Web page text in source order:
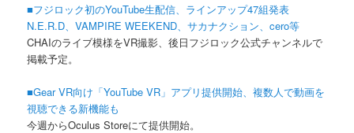
■フジロック初のYouTube生配信、ラインアップ47組発表
N.E.R.D、VAMPIRE WEEKEND、サカナクション、cero等
CHAIのライブ模様をVR撮影、後日フジロック公式チャンネルで
掲載予定。
■Gear VR向け「YouTube VR」アプリ提供開始、複数人で動画を
視聴できる新機能も
今週からOculus Storeにて提供開始。